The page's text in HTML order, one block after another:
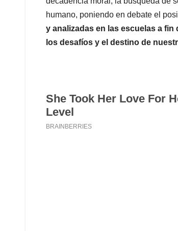
humano, poniendo en debate el
y analizadas en las escuelas a
los desafíos y el destino de